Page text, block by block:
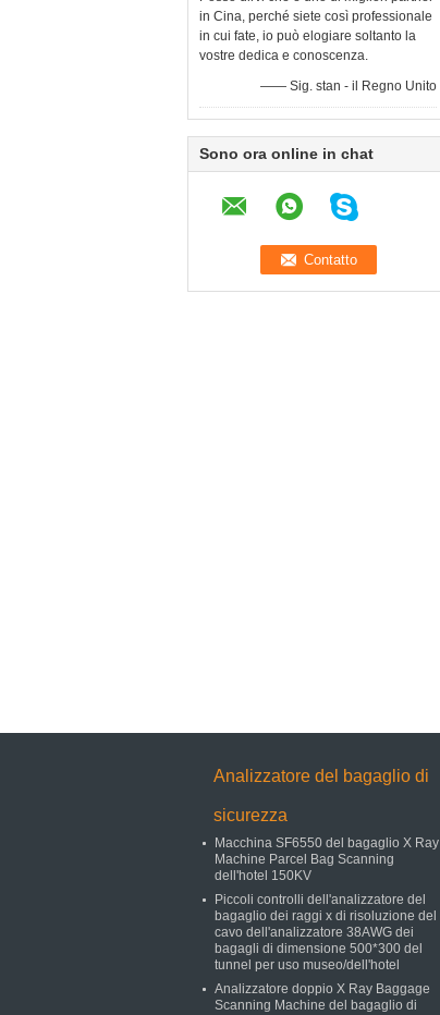
in Cina, perché siete così professionale
in cui fate, io può elogiare soltanto la
vostre dedica e conoscenza.
—— Sig. stan - il Regno Unito
Sono ora online in chat
Analizzatore del bagaglio di
sicurezza
Macchina SF6550 del bagaglio X Ray
Machine Parcel Bag Scanning
dell'hotel 150KV
Piccoli controlli dell'analizzatore del
bagaglio dei raggi x di risoluzione del
cavo dell'analizzatore 38AWG dei
bagagli di dimensione 500*300 del
tunnel per uso museo/dell'hotel
Analizzatore doppio X Ray Baggage
Scanning Machine del bagaglio di